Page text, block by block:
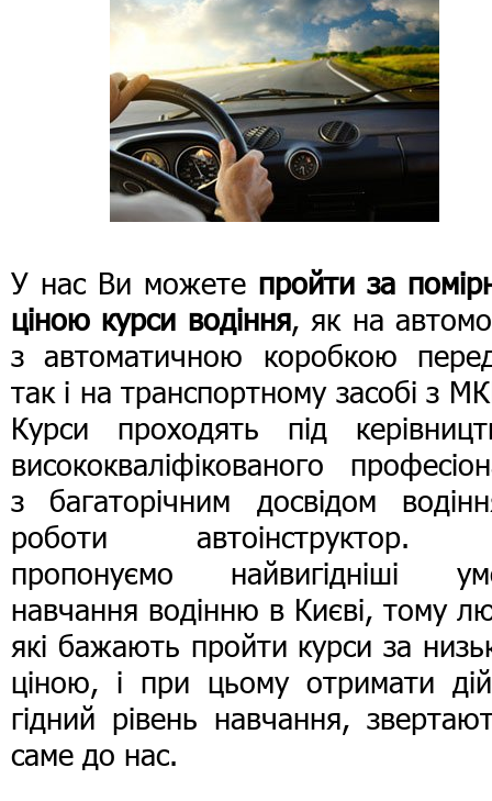
У нас Ви можете пройти за
ціною курси водіння, як на
з автоматичною коробкою
так і на транспортному засобі з
Курси проходять під
висококваліфікованого
з багаторічним досвідом
роботи автоінструктор.
пропонуємо найвигідніші
навчання водінню в Києві, тому
які бажають пройти курси за
ціною, і при цьому отримати
гідний рівень навчання,
саме до нас.